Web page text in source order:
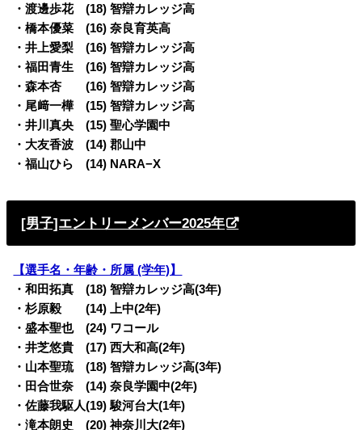
・渡邊歩花 (18) 智辯カレッジ高
・橋本優菜 (16) 奈良育英高
・井上愛梨 (16) 智辯カレッジ高
・福田青生 (16) 智辯カレッジ高
・森本杏 (16) 智辯カレッジ高
・尾﨑一樺 (15) 智辯カレッジ高
・井川真央 (15) 聖心学園中
・大友香波 (14) 郡山中
・福山ひら (14) NARA−X
[男子]エントリーメンバー2025年
【選手名・年齢・所属 (学年)】
・和田拓真 (18) 智辯カレッジ高(3年)
・杉原毅 (14) 上中(2年)
・盛本聖也 (24) ワコール
・井芝悠貴 (17) 西大和高(2年)
・山本聖琉 (18) 智辯カレッジ高(3年)
・田合世奈 (14) 奈良学園中(2年)
・佐藤我駆人(19) 駿河台大(1年)
・滝本朗史 (20) 神奈川大(2年)